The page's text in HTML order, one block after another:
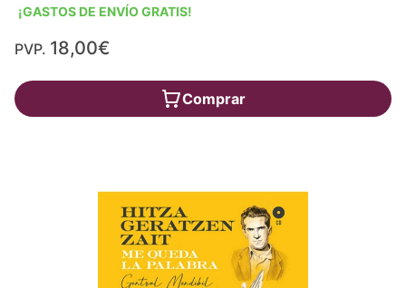
¡GASTOS DE ENVÍO GRATIS!
PVP. 18,00€
Comprar